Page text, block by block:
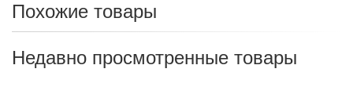
Похожие товары
Недавно просмотренные товары